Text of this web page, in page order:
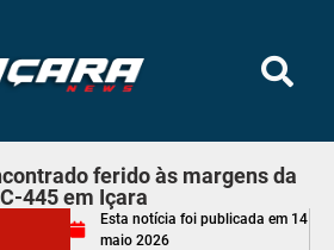
ferido às margens da
445 em Içara
Esta notícia foi publicada em 14
maio 2026